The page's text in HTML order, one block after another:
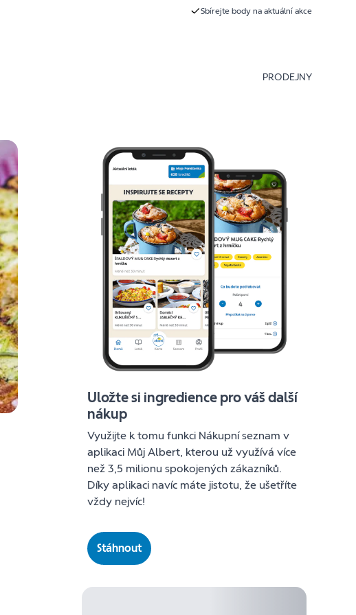
Sbírejte body na aktuální akce
PRODEJNY
Uložte si ingredience pro váš další
nákup
Využijte k tomu funkci Nákupní seznam v
aplikaci Můj Albert, kterou už využívá více
než 3,5 milionu spokojených zákazníků.
Díky aplikaci navíc máte jistotu, že ušetříte
vždy nejvíc!
Stáhnout